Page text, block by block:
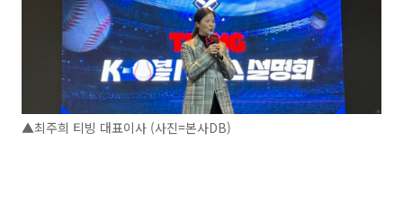
▲최주희 티빙 대표이사 (사진=본사DB)